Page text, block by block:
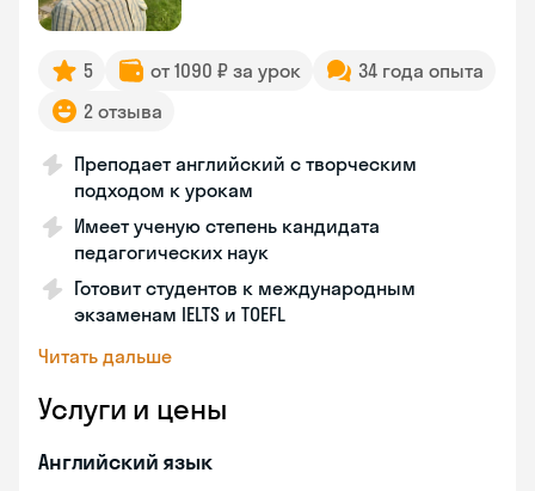
5 от 1090 ₽ за урок
34 года опыта
2 отзыва
Преподает английский с творческим
подходом к урокам
Имеет ученую степень кандидата
педагогических наук
Готовит студентов к международным
экзаменам IELTS и TOEFL
Читать дальше
Услуги и цены
Английский язык